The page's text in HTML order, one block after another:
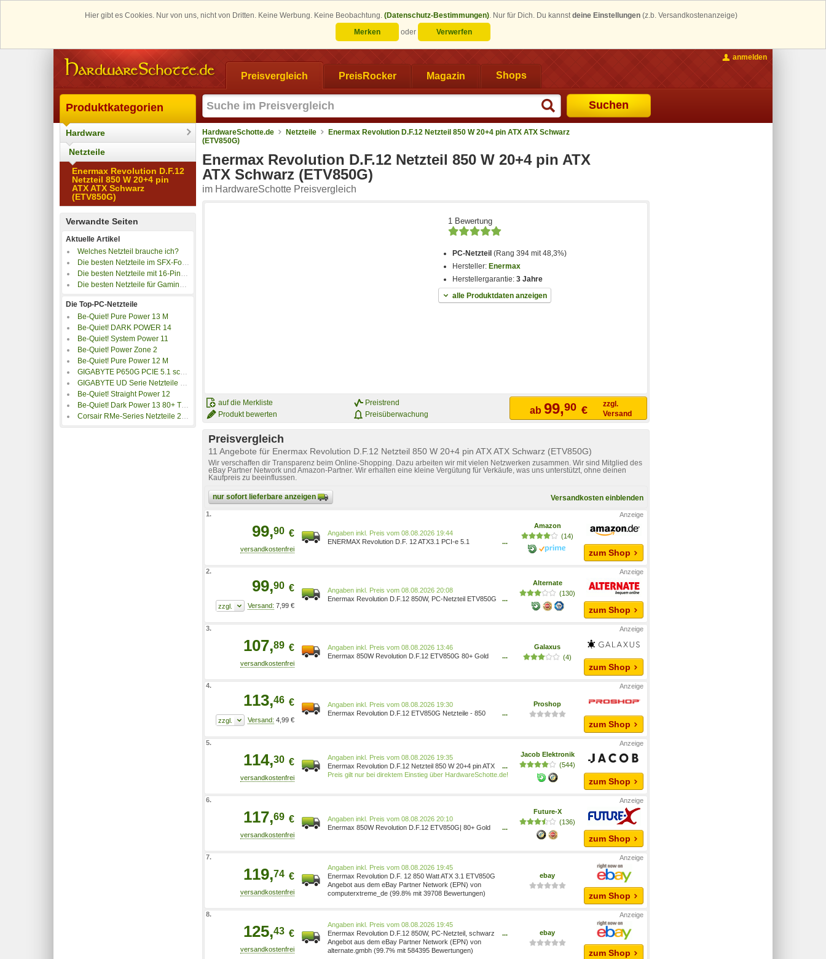
Hier gibt es Cookies. Nur von uns, nicht von Dritten. Keine Werbung. Keine Beobachtung. (Datenschutz-Bestimmungen). Nur für Dich. Du kannstdeine Einstellungen (z.b. Versandkostenanzeige)
Merken
oder Verwerfen
Preisvergleich PreisRocker Magazin Shops
Suchen
anmelden
Produktkategorien
Hardware
Netzteile
Enermax Revolution D.F.12
Netzteil 850 W 20+4 pin
ATX ATX Schwarz
(ETV850G)
Verwandte Seiten
Aktuelle Artikel
Welches Netzteil brauche ich?
Die besten Netzteile im SFX-Format
Die besten Netzteile mit 16-Pin-PCIe-Stromstecker (12VHPWR)
Die besten Netzteile für Gaming-PCs
Die Top-PC-Netzteile
Be-Quiet! Pure Power 13 M
Be-Quiet! DARK POWER 14
Be-Quiet! System Power 11
Be-Quiet! Power Zone 2
Be-Quiet! Pure Power 12 M
GIGABYTE P650G PCIE 5.1 schwarz
GIGABYTE UD Serie Netzteile UDxxxGM
Be-Quiet! Straight Power 12
Be-Quiet! Dark Power 13 80+ Titanium
Corsair RMe-Series Netzteile 2025
HardwareSchotte.de Netzteile
Enermax Revolution D.F.12 Netzteil 850 W 20+4 pin ATX ATX Schwarz
(ETV850G)
Enermax Revolution D.F.12 Netzteil 850 W 20+4 pin ATX
ATX Schwarz (ETV850G)
im HardwareSchotte Preisvergleich
1 Bewertung
PC-Netzteil (Rang 394 mit 48,3%)
Hersteller: Enermax
Herstellergarantie:3 Jahre
alle Produktdaten anzeigen
auf die Merkliste
Produkt bewerten
Preistrend
Preisüberwachung
ab 99,90 €
zzgl.
Versand
Preisvergleich
11 Angebote für Enermax Revolution D.F.12 Netzteil 850 W 20+4 pin ATX ATX Schwarz (ETV850G)
Wir verschaffen dir Transparenz beim Online-Shopping. Dazu arbeiten wir mit vielen Netzwerken zusammen. Wir sind Mitglied des
eBay Partner Network und Amazon-Partner. Wir erhalten eine kleine Vergütung für Verkäufe, was uns unterstützt, ohne deinen
Kaufpreis zu beeinflussen.
nur sofort lieferbare anzeigen Versandkosten einblenden
1.
99,90 €
Preis vom 08.08.2026 19:44
ENERMAX Revolution D.F. 12 ATX3.1 PCI-e 5.1
...
Amazon
(14)
zum Shop
2.
99,90 €
7,99 €
Preis vom 08.08.2026 20:08
Enermax Revolution D.F.12 850W, PC-Netzteil ETV850G
...
Alternate
(130)
zum Shop
3.
107,89 €
Preis vom 08.08.2026 13:46
Enermax 850W Revolution D.F.12 ETV850G 80+ Gold
...
Galaxus
(4)
zum Shop
4.
113,46 €
4,99 €
Preis vom 08.08.2026 19:30
Enermax Revolution D.F.12 ETV850G Netzteile - 850
...
Proshop
zum Shop
5.
114,30 €
Preis vom 08.08.2026 19:35
Enermax Revolution D.F.12 Netzteil 850 W 20+4 pin ATX
ATX Schwarz (ETV850G)
...
Preis gilt nur bei direktem Einstieg über HardwareSchotte.de!
Jacob Elektronik
(544)
zum Shop
6.
117,69 €
Preis vom 08.08.2026 20:10
Enermax 850W Revolution D.F.12 ETV850G| 80+ Gold
...
Future-X
(136)
zum Shop
7.
119,74 €
Preis vom 08.08.2026 19:45
Enermax Revolution D.F. 12 850 Watt ATX 3.1 ETV850G
Angebot aus dem eBay Partner Network (EPN) von
computerxtreme_de (99.8% mit 39708 Bewertungen)
ebay
zum Shop
8.
125,43 €
Preis vom 08.08.2026 19:45
Enermax Revolution D.F.12 850W, PC-Netzteil, schwarz
ETV850G
...
Angebot aus dem eBay Partner Network (EPN) von
alternate.gmbh (99.7% mit 584395 Bewertungen)
ebay
zum Shop